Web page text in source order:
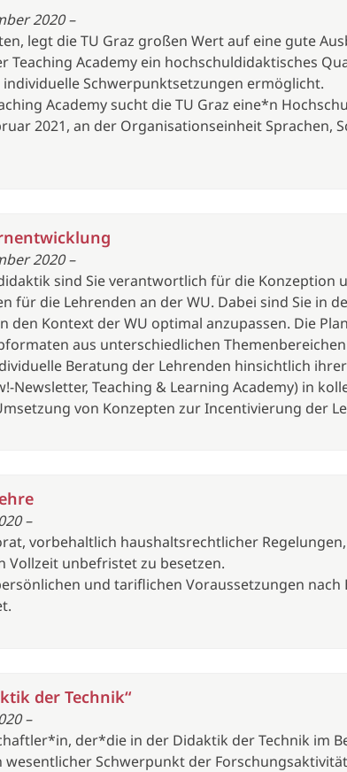
2020 –
legt die TU Graz großen Wert auf eine gute
Teaching Academy ein hochschuldidaktisches
Schwerpunktsetzungen ermöglicht.
Academy sucht die TU Graz eine*n
2021, an der Organisationseinheit Sprachen,
2020 –
sind Sie verantwortlich für die Konzeption
die Lehrenden an der WU. Dabei sind Sie in
den Kontext der WU optimal anzupassen. Die
aus unterschiedlichen
Beratung der Lehrenden hinsichtlich
Teaching & Learning Academy) in
von Konzepten zur Incentivierung der
–
vorbehaltlich haushaltsrechtlicher Regelungen,
Vollzeit unbefristet zu besetzen.
und tariflichen Voraussetzungen nach
der Technik“
–
der*die in der Didaktik der Technik im
wesentlicher Schwerpunkt der